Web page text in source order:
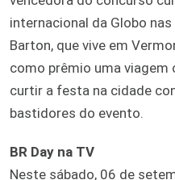
internacional da Globo
Barton, que vive em
como prêmio uma viagem
curtir a festa na cidade
bastidores do evento.
BR Day na TV
Neste sábado, 06 de